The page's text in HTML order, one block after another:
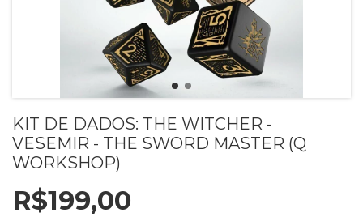
KIT DE DADOS: THE WITCHER -
VESEMIR - THE SWORD MASTER (Q
WORKSHOP)
R$199,00